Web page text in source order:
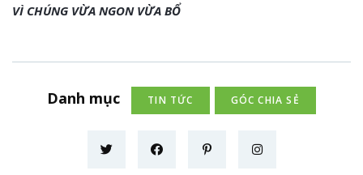
VÌ CHÚNG VỪA NGON VỪA BỔ
Danh mục TIN TỨC GÓC CHIA SẺ